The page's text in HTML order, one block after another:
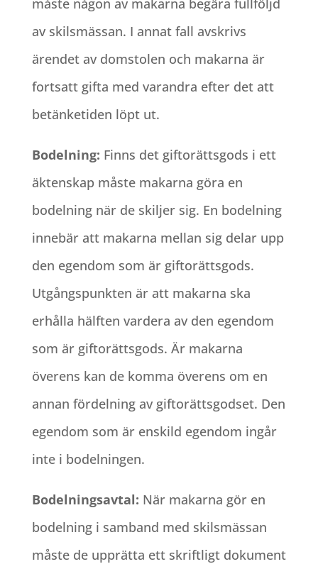
av skilsmässan. I annat fall avskrivs
ärendet av domstolen och makarna är
fortsatt gifta med varandra efter det att
betänketiden löpt ut.
Bodelning: Finns det giftorättsgods i ett
äktenskap måste makarna göra en
bodelning när de skiljer sig. En bodelning
innebär att makarna mellan sig delar upp
den egendom som är giftorättsgods.
Utgångspunkten är att makarna ska
erhålla hälften vardera av den egendom
som är giftorättsgods. Är makarna
överens kan de komma överens om en
annan fördelning av giftorättsgodset. Den
egendom som är enskild egendom ingår
inte i bodelningen.
Bodelningsavtal: När makarna gör en
bodelning i samband med skilsmässan
måste de upprätta ett skriftligt dokument